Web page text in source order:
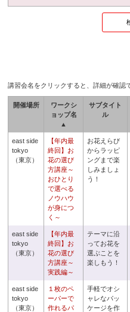
講習会名をクリックすると、詳細が確認
開催場所
ワークシ
ョップ名
▲
サブタイト
ル
east side
tokyo
（東京）
【年内最
終回】お
花の選び
方講座～
おひとり
で選べる
ノウハウ
が身につ
く～
お花えらび
からラッピ
ングまで楽
しみましょ
う！
east side
tokyo
（東京）
【年内最
終回】お
花の選び
方講座～
実践編～
テーマに沿
ってお花を
選ぶことを
楽しもう！
east side
tokyo
（東京）
１枚のペ
ーパーで
作れるパ
手軽でオシ
ャレなパッ
ケージを作